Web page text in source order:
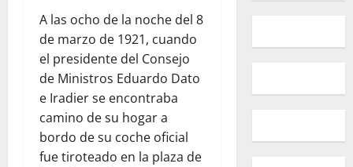
A las ocho de la noche del 8
de marzo de 1921, cuando
el presidente del Consejo
de Ministros Eduardo Dato
e Iradier se encontraba
camino de su hogar a
bordo de su coche oficial
fue tiroteado en la plaza de